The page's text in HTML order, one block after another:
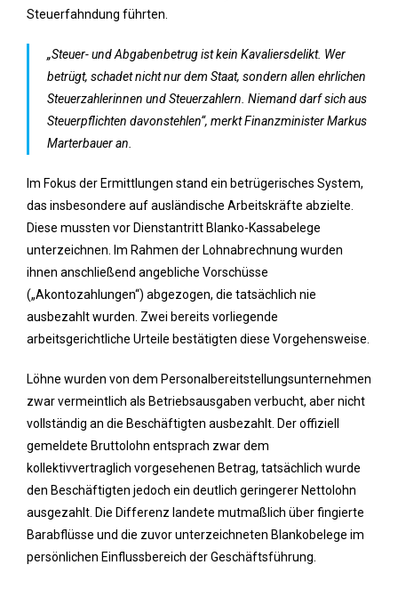
Steuerfahndung führten.
„Steuer- und Abgabenbetrug ist kein Kavaliersdelikt. Wer
betrügt, schadet nicht nur dem Staat, sondern allen ehrlichen
Steuerzahlerinnen und Steuerzahlern. Niemand darf sich aus
Steuerpflichten davonstehlen“, merkt Finanzminister Markus
Marterbauer an.
Im Fokus der Ermittlungen stand ein betrügerisches System,
das insbesondere auf ausländische Arbeitskräfte abzielte.
Diese mussten vor Dienstantritt Blanko-Kassabelege
unterzeichnen. Im Rahmen der Lohnabrechnung wurden
ihnen anschließend angebliche Vorschüsse
(„Akontozahlungen“) abgezogen, die tatsächlich nie
ausbezahlt wurden. Zwei bereits vorliegende
arbeitsgerichtliche Urteile bestätigten diese Vorgehensweise.
Löhne wurden von dem Personalbereitstellungsunternehmen
zwar vermeintlich als Betriebsausgaben verbucht, aber nicht
vollständig an die Beschäftigten ausbezahlt. Der offiziell
gemeldete Bruttolohn entsprach zwar dem
kollektivvertraglich vorgesehenen Betrag, tatsächlich wurde
den Beschäftigten jedoch ein deutlich geringerer Nettolohn
ausgezahlt. Die Differenz landete mutmaßlich über fingierte
Barabflüsse und die zuvor unterzeichneten Blankobelege im
persönlichen Einflussbereich der Geschäftsführung.